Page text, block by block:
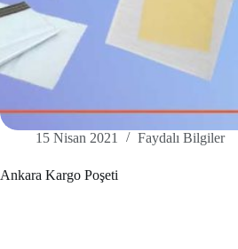
15 Nisan 2021 Faydalı Bilgiler
Ankara Kargo Poşeti